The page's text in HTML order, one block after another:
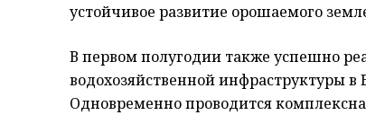
устойчивое развитие орошаемого
В первом полугодии также успешно
водохозяйственной инфраструктуры
Одновременно проводится